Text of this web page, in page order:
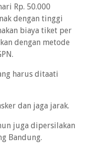
Rp. 50.000
dengan tinggi
biaya tiket per
dengan metode
harus ditaati
dan jaga jarak.
juga dipersilakan
Bandung.